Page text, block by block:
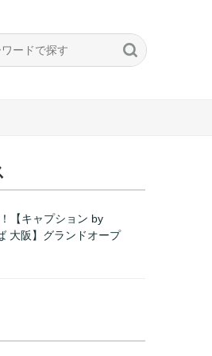
【キャプション by
大阪】グランドオープ